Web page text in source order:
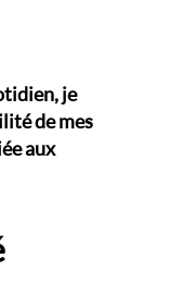
je
de mes
aux